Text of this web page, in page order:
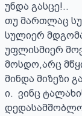
უნდა გასცე!..
თუ მართლაც
სულიერ
უფლისმიერ
მოსდო,არც
მინდა მიზეზი
ი.  ვინც